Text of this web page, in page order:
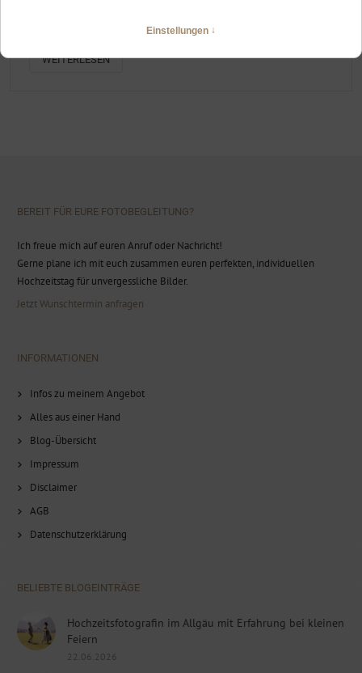
WEITERLESEN
BEREIT FÜR EURE FOTOBEGLEITUNG?
Ich freue mich auf euren Anruf oder Nachricht!
Gerne plane ich mit euch zusammen euren perfekten, individuellen
Hochzeitstag für unvergessliche Bilder.
Jetzt Wunschtermin anfragen
INFORMATIONEN
Infos zu meinem Angebot
Alles aus einer Hand
Blog-Übersicht
Impressum
Disclaimer
AGB
Datenschutzerklärung
BELIEBTE BLOGEINTRÄGE
Hochzeitsfotografin im Allgäu mit Erfahrung bei kleinen
Feiern
22.06.2026